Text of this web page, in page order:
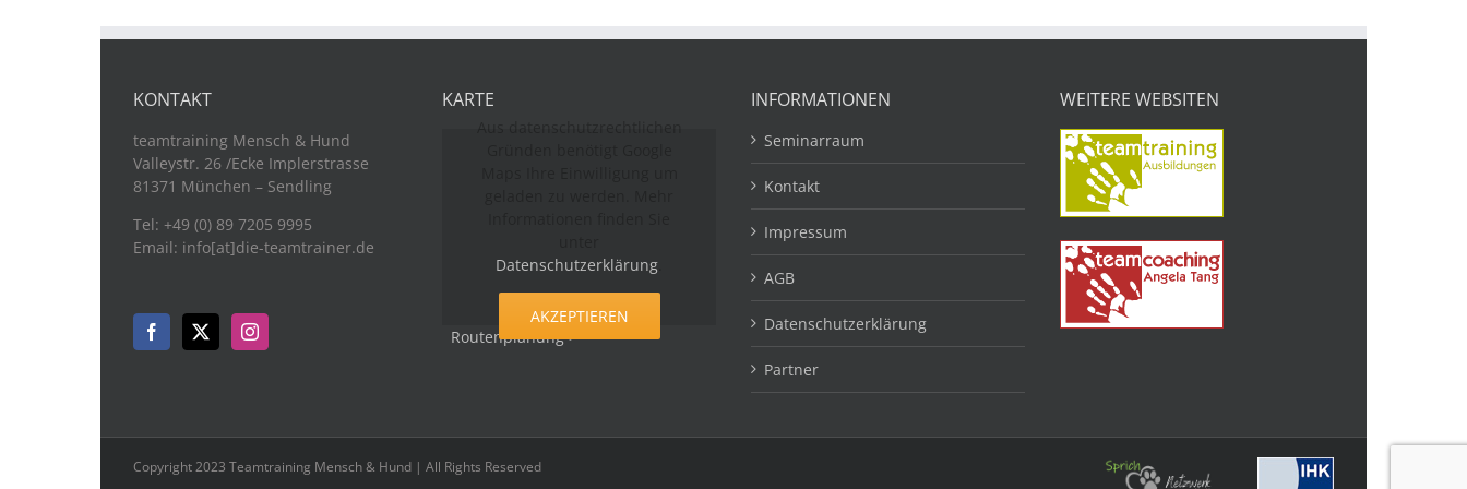
KONTAKT
teamtraining Mensch & Hund
Valleystr. 26 /Ecke Implerstrasse
81371 München – Sendling
Tel: +49 (0) 89 7205 9995
Email: info[at]die-teamtrainer.de
KARTE
Datenschutzerklärung
AKZEPTIEREN
Routenplanung >
INFORMATIONEN
Seminarraum
Kontakt
Impressum
AGB
Datenschutzerklärung
Partner
WEITERE WEBSITEN
Copyright 2023 Teamtraining Mensch & Hund | All Rights Reserved